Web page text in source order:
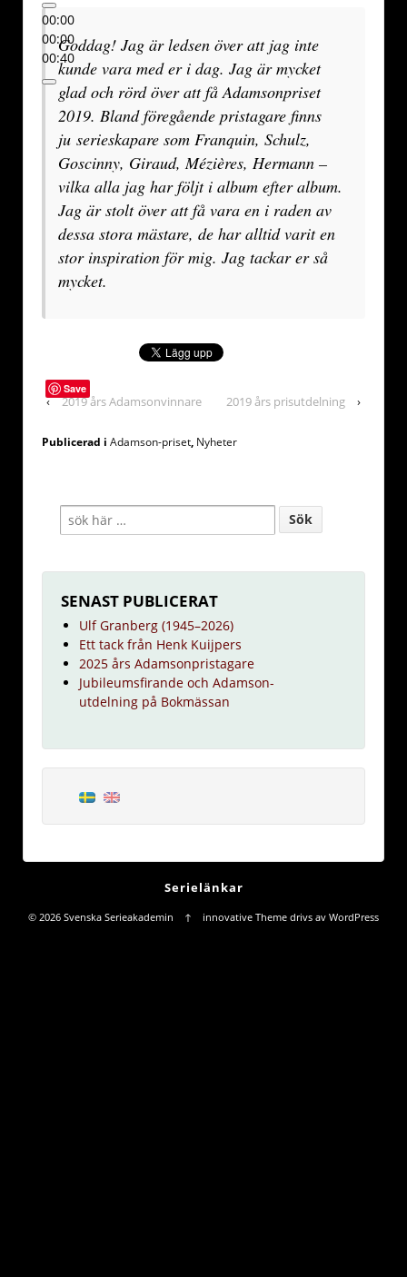
00:00
00:00
00:40
Goddag! Jag är ledsen över att jag inte
kunde vara med er i dag. Jag är mycket
glad och rörd över att få Adamsonpriset
2019. Bland föregående pristagare finns
ju serieskapare som Franquin, Schulz,
Goscinny, Giraud, Mézières, Hermann –
vilka alla jag har följt i album efter album.
Jag är stolt över att få vara en i raden av
dessa stora mästare, de har alltid varit en
stor inspiration för mig. Jag tackar er så
mycket.
Save
‹ 2019 års Adamsonvinnare 2019 års prisutdelning ›
Publicerad i Adamson-priset, Nyheter
SENAST PUBLICERAT
Ulf Granberg (1945–2026)
Ett tack från Henk Kuijpers
2025 års Adamsonpristagare
Jubileumsfirande och Adamson-
utdelning på Bokmässan
Serielänkar
© 2026Svenska Serieakademin ↑ innovative Theme drivs avWordPress